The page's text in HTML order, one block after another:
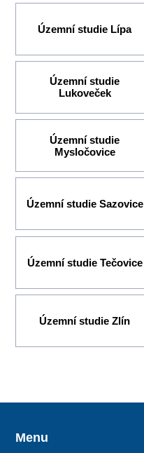
Územní studie Lípa
Územní studie
Lukoveček
Územní studie
Mysločovice
Územní studie Sazovice
Územní studie Tečovice
Územní studie Zlín
Menu